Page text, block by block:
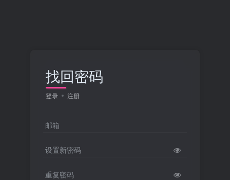
找回密码
登录 注册
邮箱
设置新密码
重复密码